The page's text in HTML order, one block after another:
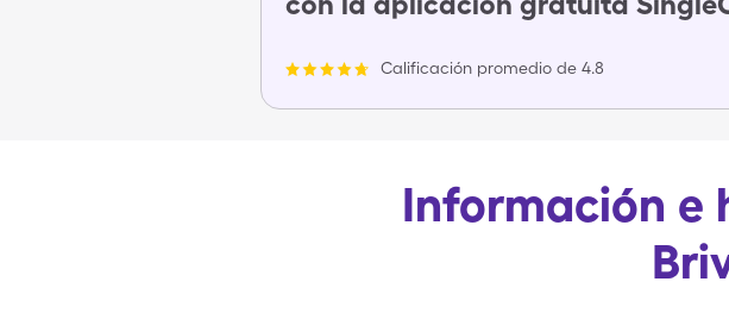
Calificación promedio de 4.8
Información e